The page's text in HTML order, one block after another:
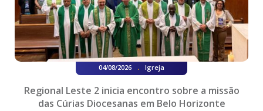
04/08/2026 . Igreja
Regional Leste 2 inicia encontro sobre a missão
das Cúrias Diocesanas em Belo Horizonte